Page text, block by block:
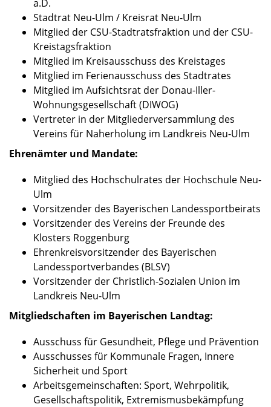
a.D.
Stadtrat Neu-Ulm / Kreisrat Neu-Ulm
Mitglied der CSU-Stadtratsfraktion und der CSU-
Kreistagsfraktion
Mitglied im Kreisausschuss des Kreistages
Mitglied im Ferienausschuss des Stadtrates
Mitglied im Aufsichtsrat der Donau-Iller-
Wohnungsgesellschaft (DIWOG)
Vertreter in der Mitgliederversammlung des
Vereins für Naherholung im Landkreis Neu-Ulm
Ehrenämter und Mandate:
Mitglied des Hochschulrates der Hochschule Neu-
Ulm
Vorsitzender des Bayerischen Landessportbeirats
Vorsitzender des Vereins der Freunde des
Klosters Roggenburg
Ehrenkreisvorsitzender des Bayerischen
Landessportverbandes (BLSV)
Vorsitzender der Christlich-Sozialen Union im
Landkreis Neu-Ulm
Mitgliedschaften im Bayerischen Landtag:
Ausschuss für Gesundheit, Pflege und Prävention
Ausschusses für Kommunale Fragen, Innere
Sicherheit und Sport
Arbeitsgemeinschaften: Sport, Wehrpolitik,
Gesellschaftspolitik, Extremismusbekämpfung